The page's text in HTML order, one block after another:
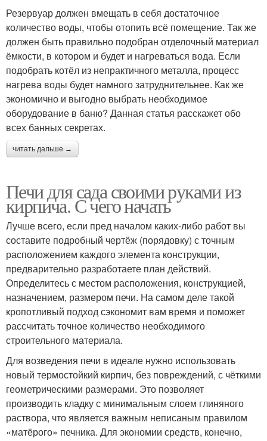
Резервуар должен вмещать в себя достаточное
количество воды, чтобы отопить всё помещение. Так же
должен быть правильно подобран отделочный материал
ёмкости, в котором и будет и нагреваться вода. Если
подобрать котёл из непрактичного металла, процесс
нагрева воды будет намного затруднительнее. Как же
экономично и выгодно выбрать необходимое
оборудование в баню? Данная статья расскажет обо
всех банных секретах.
читать дальше →
Печи для сада своими руками из
кирпича. С чего начать
Лучше всего, если пред началом каких-либо работ вы
составите подробный чертёж (порядовку) с точным
расположением каждого элемента конструкции,
предварительно разработаете план действий.
Определитесь с местом расположения, конструкцией,
назначением, размером печи. На самом деле такой
кропотливый подход сэкономит вам время и поможет
рассчитать точное количество необходимого
строительного материала.
Для возведения печи в идеале нужно использовать
новый термостойкий кирпич, без повреждений, с чёткими
геометрическими размерами. Это позволяет
производить кладку с минимальным слоем глиняного
раствора, что является важным неписаным правилом
«матёрого» печника. Для экономии средств, конечно,